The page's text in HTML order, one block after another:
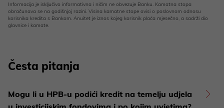
Informacija je isključivo informativna i ničim ne obvezuje Banku. Kamatna stopa
obračunava se na godišnjoj razini. Visina kamatne stope ovisi o poslovnom odnosu
korisnika kredita s Bankom. Anuitet je iznos kojeg korisnik plaća mjesečno, a sadrži dio
glavnice i kamate.
Česta pitanja
Mogu li u HPB-u podići kredit na temelju udjela